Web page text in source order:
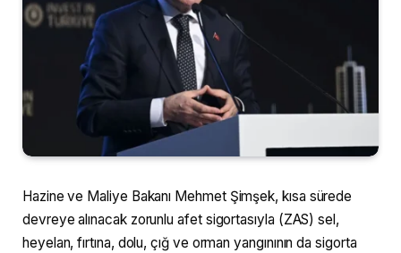
Hazine ve Maliye Bakanı Mehmet Şimşek, kısa sürede
devreye alınacak zorunlu afet sigortasıyla (ZAS) sel,
heyelan, fırtına, dolu, çığ ve orman yangınının da sigorta